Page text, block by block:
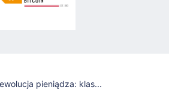
pieniądza: klas...